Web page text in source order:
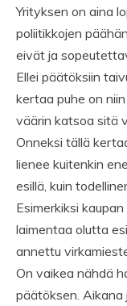
Yrityksen on aina
poliitikkojen
eivät ja
Ellei päätöksiin
kertaa puhe on
väärin katsoa sitä
Onneksi tällä
lienee kuitenkin
esillä, kuin
Esimerkiksi
laimentaa olutta
annettu
On vaikea nähdä
päätöksen. Aikana